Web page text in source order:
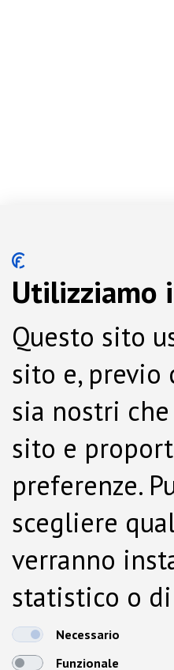
Utilizziamo
Questo sito
sito e, previo
sia nostri
sito e
preferenze.
scegliere
verranno
statistico o
dalla Cookie
Necessario
Funzionale